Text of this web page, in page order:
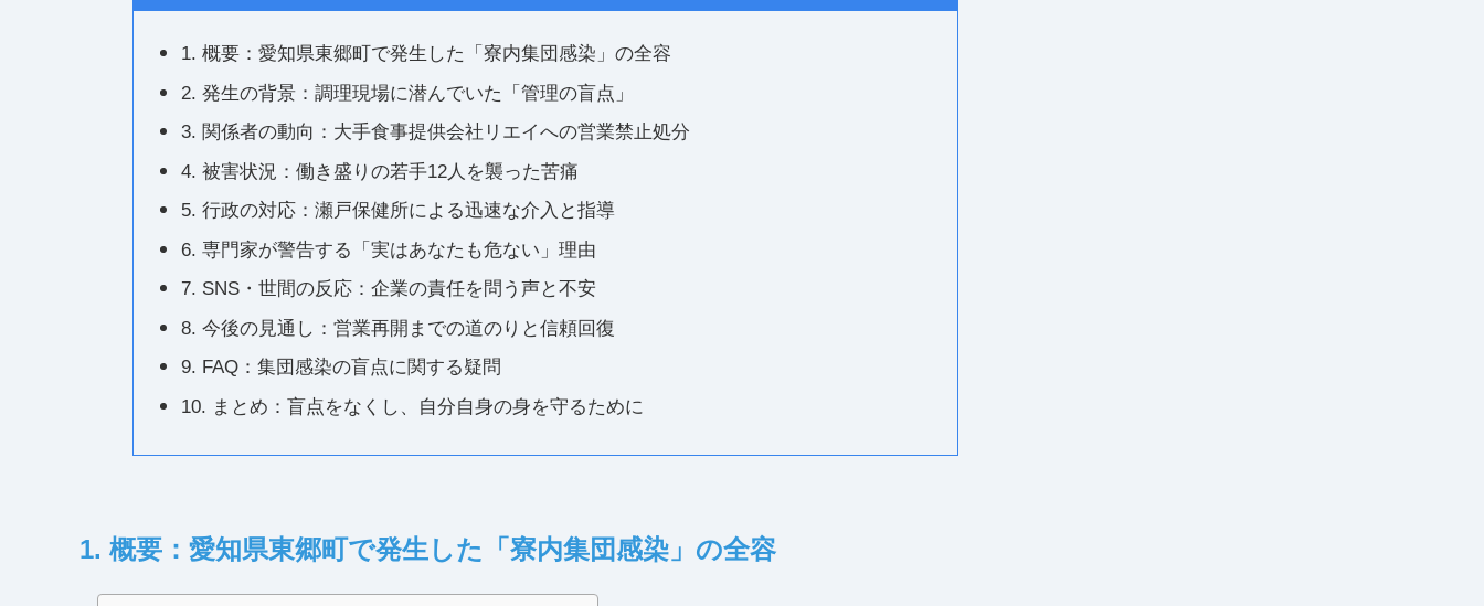
1. 概要：愛知県東郷町で発生した「寮内集団感染」の全容
2. 発生の背景：調理現場に潜んでいた「管理の盲点」
3. 関係者の動向：大手食事提供会社リエイへの営業禁止処分
4. 被害状況：働き盛りの若手12人を襲った苦痛
5. 行政の対応：瀬戸保健所による迅速な介入と指導
6. 専門家が警告する「実はあなたも危ない」理由
7. SNS・世間の反応：企業の責任を問う声と不安
8. 今後の見通し：営業再開までの道のりと信頼回復
9. FAQ：集団感染の盲点に関する疑問
10. まとめ：盲点をなくし、自分自身の身を守るために
1. 概要：愛知県東郷町で発生した「寮内集団感染」の全容